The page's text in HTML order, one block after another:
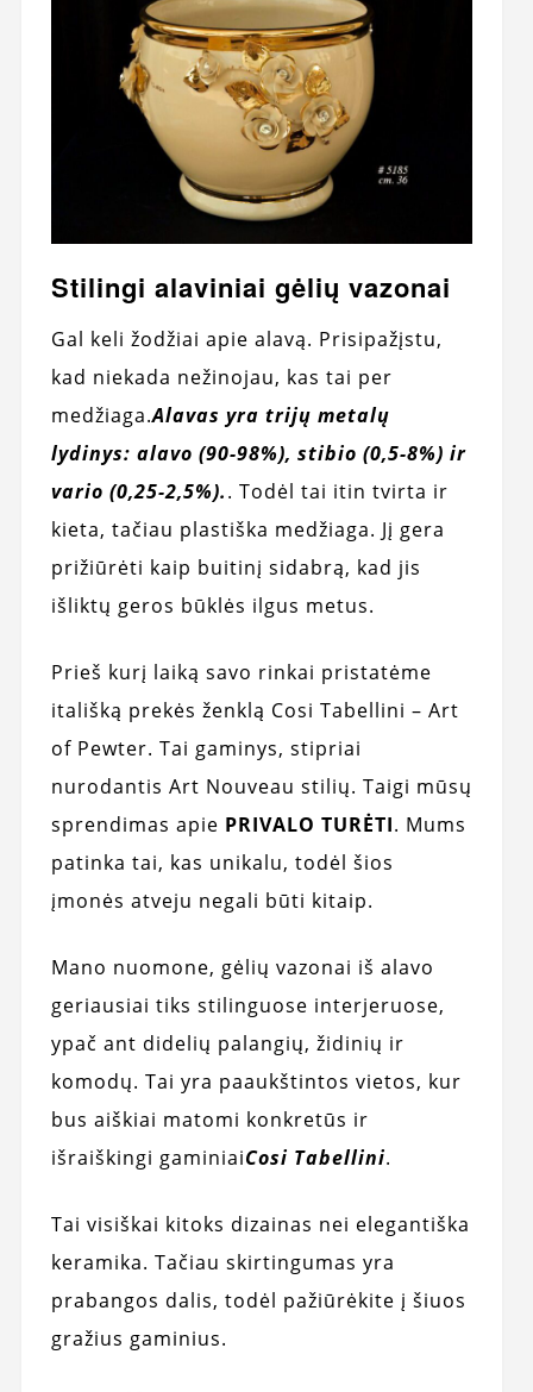
Stilingi alaviniai gėlių vazonai
Gal keli žodžiai apie alavą. Prisipažįstu,
kad niekada nežinojau, kas tai per
medžiaga.Alavas yra trijų metalų
lydinys: alavo (90-98%), stibio (0,5-8%) ir
vario (0,25-2,5%).. Todėl tai itin tvirta ir
kieta, tačiau plastiška medžiaga. Jį gera
prižiūrėti kaip buitinį sidabrą, kad jis
išliktų geros būklės ilgus metus.
Prieš kurį laiką savo rinkai pristatėme
itališką prekės ženklą Cosi Tabellini – Art
of Pewter. Tai gaminys, stipriai
nurodantis Art Nouveau stilių. Taigi mūsų
sprendimas apie PRIVALO TURĖTI. Mums
patinka tai, kas unikalu, todėl šios
įmonės atveju negali būti kitaip.
Mano nuomone, gėlių vazonai iš alavo
geriausiai tiks stilinguose interjeruose,
ypač ant didelių palangių, židinių ir
komodų. Tai yra paaukštintos vietos, kur
bus aiškiai matomi konkretūs ir
išraiškingi gaminiaiCosi Tabellini.
Tai visiškai kitoks dizainas nei elegantiška
keramika. Tačiau skirtingumas yra
prabangos dalis, todėl pažiūrėkite į šiuos
gražius gaminius.